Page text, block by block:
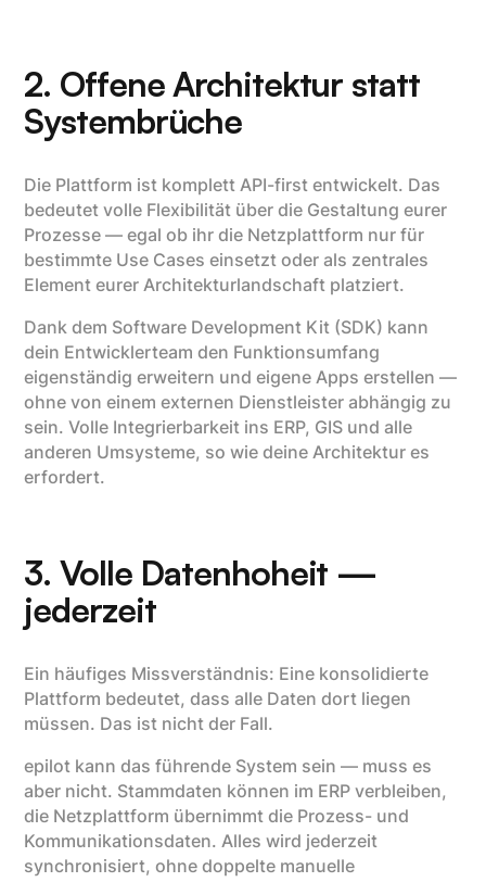
2. Offene Architektur statt
Systembrüche
Die Plattform ist komplett API-first entwickelt. Das
bedeutet volle Flexibilität über die Gestaltung eurer
Prozesse — egal ob ihr die Netzplattform nur für
bestimmte Use Cases einsetzt oder als zentrales
Element eurer Architekturlandschaft platziert.
Dank dem Software Development Kit (SDK) kann
dein Entwicklerteam den Funktionsumfang
eigenständig erweitern und eigene Apps erstellen —
ohne von einem externen Dienstleister abhängig zu
sein. Volle Integrierbarkeit ins ERP, GIS und alle
anderen Umsysteme, so wie deine Architektur es
erfordert.
3. Volle Datenhoheit —
jederzeit
Ein häufiges Missverständnis: Eine konsolidierte
Plattform bedeutet, dass alle Daten dort liegen
müssen. Das ist nicht der Fall.
epilot kann das führende System sein — muss es
aber nicht. Stammdaten können im ERP verbleiben,
die Netzplattform übernimmt die Prozess- und
Kommunikationsdaten. Alles wird jederzeit
synchronisiert, ohne doppelte manuelle